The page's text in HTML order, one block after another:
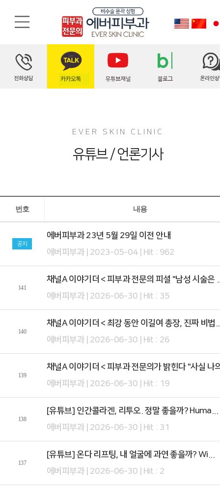
EVER SKIN CLINIC
유튜브 / 언론기사
번호 내용
공지
에버피부과 23년 5월 29일 이전 안내
에버피부과 | 2023-05-04 | Hit : 962
141
채널A 이야기더 < 피부과 전문의 피셜 "남성 시술은
에버피부과 | 2026-06-30 | Hit : 35
140
채널A 이야기더 < 최강 동안 이길여 총장, 진짜 비법
에버피부과 | 2026-06-30 | Hit : 26
139
채널A 이야기더 < 피부과 전문의가 밝힌다 "사실 나
에버피부과 | 2026-06-30 | Hit : 19
138
[유튜브] 인간콜라겐, 리투오. 정말 좋을까? Huma...
에버피부과 | 2026-06-30 | Hit : 31
137
[유튜브] 온다 리프팅, 내 얼굴에 과연 좋을까? Wi...
에버피부과 | 2026-06-30 | Hit : 2